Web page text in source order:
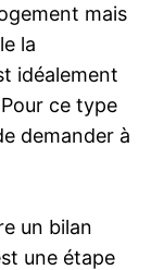
mais
la
idéalement
ce type
demander à
un bilan
une étape